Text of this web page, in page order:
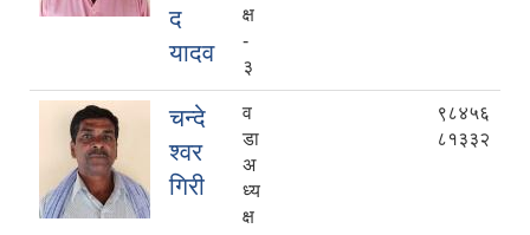
द
यादव
क्ष
-
३
चन्दे
श्‍वर
गिरी
व
डा
अ
ध्य
क्ष
९८४५६
८१३३२